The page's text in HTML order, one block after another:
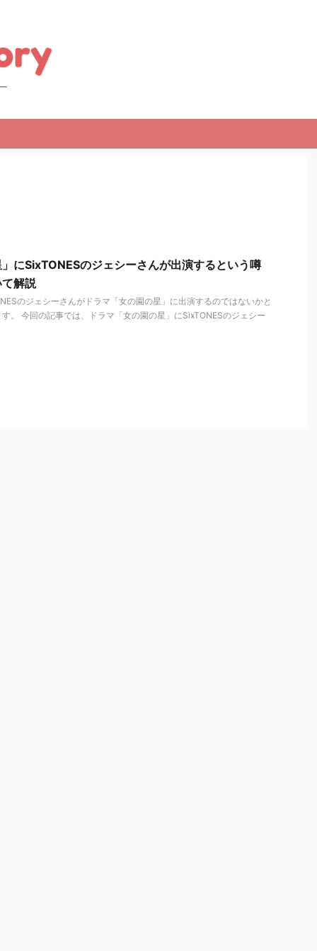
」にSixTONESのジェシーさんが出演するという噂
解説
のジェシーさんがドラマ「女の園の星」に出演するのではないかと
。 今回の記事では、ドラマ「女の園の星」にSixTONESのジェシー